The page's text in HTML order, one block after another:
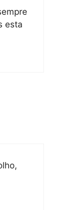
esta